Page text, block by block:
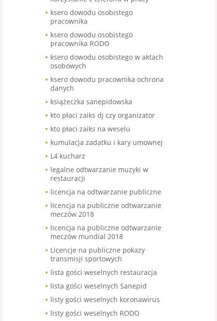
ksero dowodu osobistego
pracownika
ksero dowodu osobistego
pracownika RODO
ksero dowodu osobistego w aktach
osobowych
ksero dowodu pracownika ochrona
danych
książeczka sanepidowska
kto płaci zaiks dj czy organizator
kto płaci zaiks na weselu
kumulacja zadatku i kary umownej
L4 kucharz
legalne odtwarzanie muzyki w
restauracji
licencja na odtwarzanie publiczne
licencja na publiczne odtwarzanie
meczów 2018
licencja na publiczne odtwarzanie
meczów mundial 2018
Licencje na publiczne pokazy
transmisji sportowych
lista gości weselnych restauracja
lista gości weselnych Sanepid
listy gości weselnych koronawirus
listy gości weselnych RODO